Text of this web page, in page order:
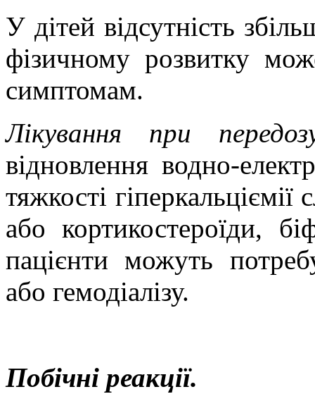
У дітей відсутність
фізичному розвитку
симптомам.
Лікування при
відновлення водно-
тяжкості гіперкальціємії
або кортикостероїди,
пацієнти можуть
або гемодіалізу.
Побічні реакції.